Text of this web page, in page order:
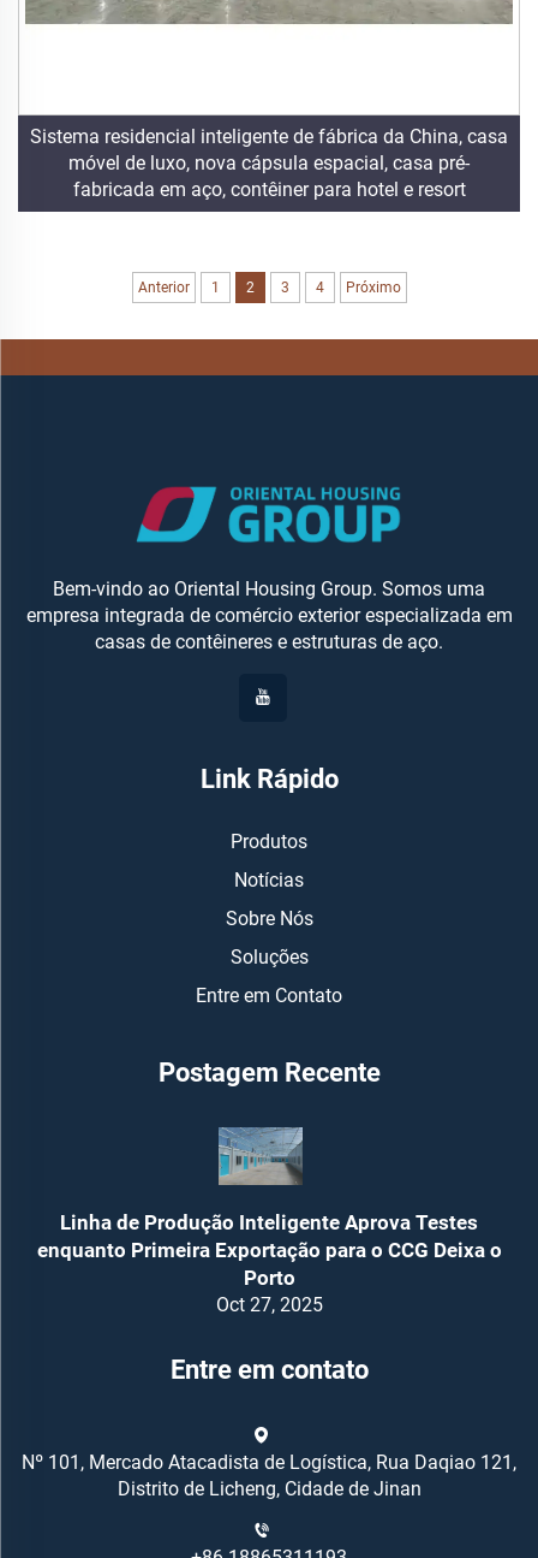
Sistema residencial inteligente de fábrica da China, casa
móvel de luxo, nova cápsula espacial, casa pré-
fabricada em aço, contêiner para hotel e resort
Anterior 1 2 3 4 Próximo
Bem-vindo ao Oriental Housing Group. Somos uma
empresa integrada de comércio exterior especializada em
casas de contêineres e estruturas de aço.
Link Rápido
Produtos
Notícias
Sobre Nós
Soluções
Entre em Contato
Postagem Recente
Linha de Produção Inteligente Aprova Testes
enquanto Primeira Exportação para o CCG Deixa o
Porto
Oct 27, 2025
Entre em contato
Nº 101, Mercado Atacadista de Logística, Rua Daqiao 121,
Distrito de Licheng, Cidade de Jinan